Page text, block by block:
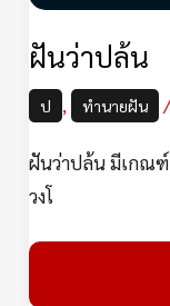
ฝันว่าปล้น
ป , ทำนายฝัน /
ฝันว่าปล้น มีเกณฑ์
วงโ